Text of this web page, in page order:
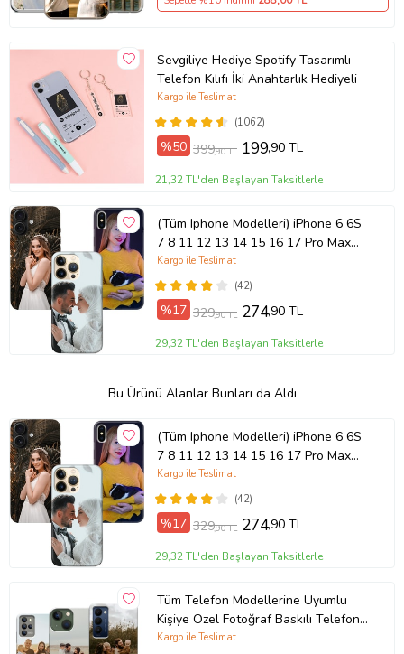
Sevgiliye Hediye Spotify Tasarımlı
Telefon Kılıfı İki Anahtarlık Hediyeli
(1062)
Kargo ile Teslimat
%50 399,90 TL 199,90 TL
21,32 TL'den Başlayan Taksitlerle
(Tüm Iphone Modelleri) iPhone 6 6S
7 8 11 12 13 14 15 16 17 Pro Max
Plus Mini Kişiye Özel Resimli
Fotoğraflı Kılıf(42)
Kargo ile Teslimat
%17 329,90 TL 274,90 TL
29,32 TL'den Başlayan Taksitlerle
Bu Ürünü Alanlar Bunları da Aldı
(Tüm Iphone Modelleri) iPhone 6 6S
7 8 11 12 13 14 15 16 17 Pro Max
Plus Mini Kişiye Özel Resimli
Fotoğraflı Kılıf(42)
Kargo ile Teslimat
%17 329,90 TL 274,90 TL
29,32 TL'den Başlayan Taksitlerle
Tüm Telefon Modellerine Uyumlu
Kişiye Özel Fotoğraf Baskılı Telefon
Kılıfı
Kargo ile Teslimat